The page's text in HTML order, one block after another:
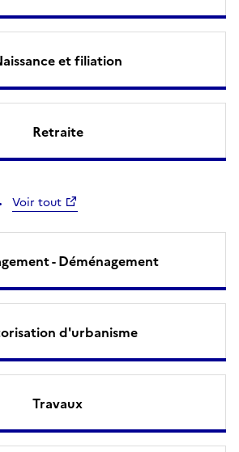
et filiation
Retraite
Voir tout
- Déménagement
d'urbanisme
Travaux